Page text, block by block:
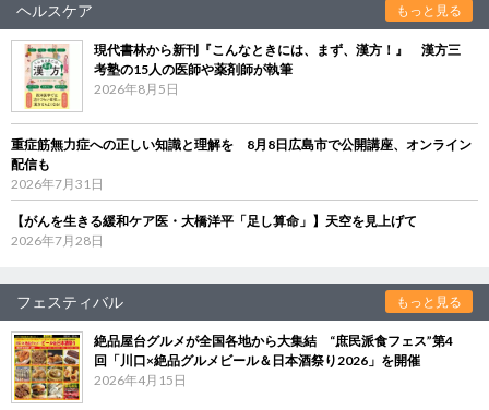
ヘルスケア もっと見る
現代書林から新刊『こんなときには、まず、漢方！』 漢方三
考塾の15人の医師や薬剤師が執筆
2026年8月5日
重症筋無力症への正しい知識と理解を 8月8日広島市で公開講座、オンライン
配信も
2026年7月31日
【がんを生きる緩和ケア医・大橋洋平「足し算命」】天空を見上げて
2026年7月28日
フェスティバル もっと見る
絶品屋台グルメが全国各地から大集結 “庶民派食フェス”第4
回「川口×絶品グルメビール＆日本酒祭り2026」を開催
2026年4月15日